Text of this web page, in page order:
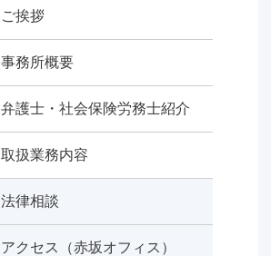
ご挨拶
事務所概要
弁護士・社会保険労務士紹介
取扱業務内容
法律相談
アクセス（赤坂オフィス）